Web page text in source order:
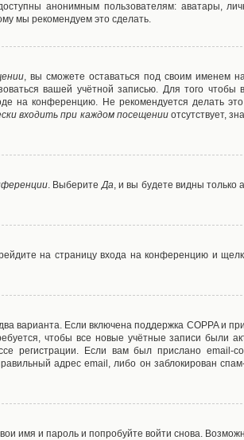
анонимным пользователям: аватары,
мы рекомендуем это сделать.
, вы сможете оставаться под своим именем
вашей учётной записью. Для того чтобы
на конференцию. Не рекомендуется делать
входить при каждом посещенииотсутствует,
. ВыберитеДа, и вы будете видны только
на страницу входа на конференцию и
варианта. Если включена поддержка COPPA и
чтобы все новые учётные записи были
регистрации. Если вам был прислано email-
адрес email, либо он заблокирован
имя и пароль и попробуйте войти снова.